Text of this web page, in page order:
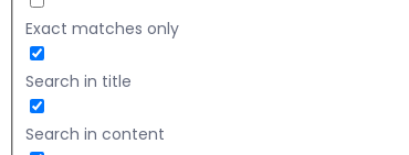
Exact matches only
Search in title
Search in content